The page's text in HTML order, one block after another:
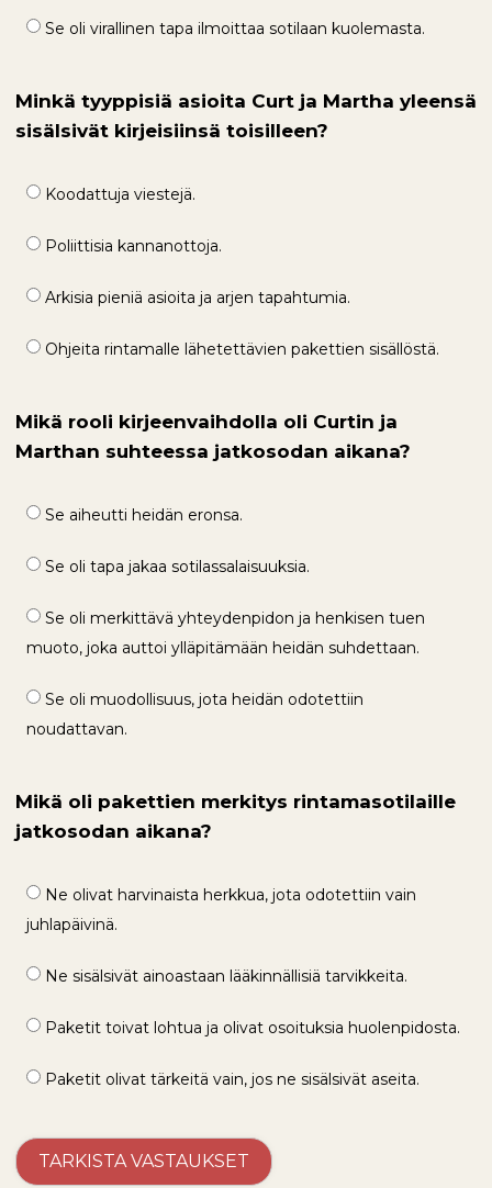
Se oli virallinen tapa ilmoittaa sotilaan kuolemasta.
Minkä tyyppisiä asioita Curt ja Martha yleensä
sisälsivät kirjeisiinsä toisilleen?
Koodattuja viestejä.
Poliittisia kannanottoja.
Arkisia pieniä asioita ja arjen tapahtumia.
Ohjeita rintamalle lähetettävien pakettien sisällöstä.
Mikä rooli kirjeenvaihdolla oli Curtin ja
Marthan suhteessa jatkosodan aikana?
Se aiheutti heidän eronsa.
Se oli tapa jakaa sotilassalaisuuksia.
Se oli merkittävä yhteydenpidon ja henkisen tuen
muoto, joka auttoi ylläpitämään heidän suhdettaan.
Se oli muodollisuus, jota heidän odotettiin
noudattavan.
Mikä oli pakettien merkitys rintamasotilaille
jatkosodan aikana?
Ne olivat harvinaista herkkua, jota odotettiin vain
juhlapäivinä.
Ne sisälsivät ainoastaan lääkinnällisiä tarvikkeita.
Paketit toivat lohtua ja olivat osoituksia huolenpidosta.
Paketit olivat tärkeitä vain, jos ne sisälsivät aseita.